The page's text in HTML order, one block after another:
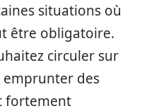
situations où
être obligatoire.
circuler sur
emprunter des
fortement